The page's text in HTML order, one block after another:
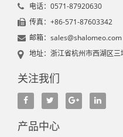
电话：0571-87920630
传真：+86-571-87603342
邮箱：sales@shalomeo.com
地址：浙江省杭州市西湖区
关注我们
产品中心